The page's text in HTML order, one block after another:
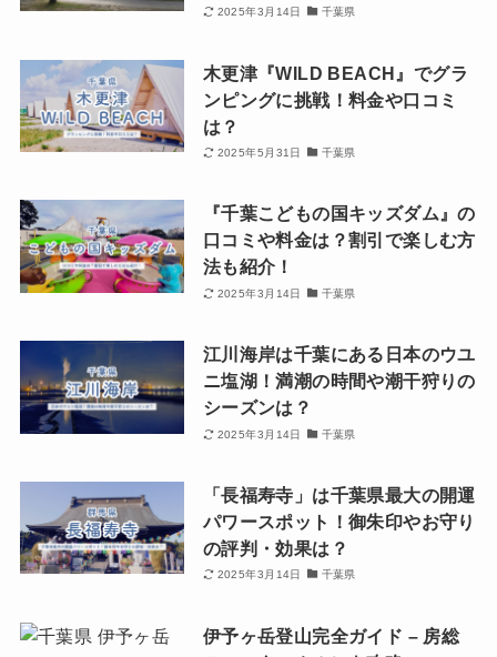
2025年3月14日 千葉県
木更津『WILD BEACH』でグラ
ンピングに挑戦！料金や口コミ
は？
2025年5月31日 千葉県
『千葉こどもの国キッズダム』の
口コミや料金は？割引で楽しむ方
法も紹介！
2025年3月14日 千葉県
江川海岸は千葉にある日本のウユ
ニ塩湖！満潮の時間や潮干狩りの
シーズンは？
2025年3月14日 千葉県
「長福寿寺」は千葉県最大の開運
パワースポット！御朱印やお守り
の評判・効果は？
2025年3月14日 千葉県
伊予ヶ岳登山完全ガイド – 房総